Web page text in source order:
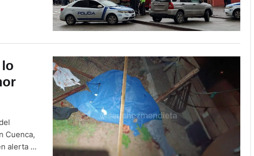
el
Cuenca,
alerta a